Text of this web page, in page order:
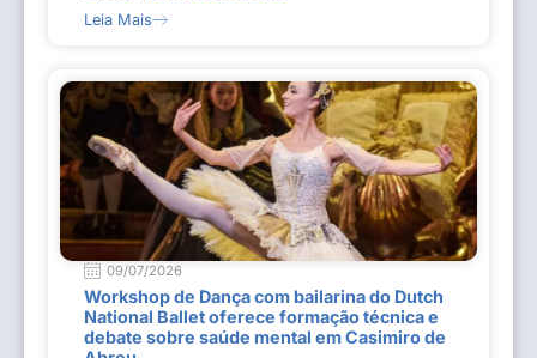
Leia Mais
09/07/2026
Workshop de Dança com bailarina do Dutch
National Ballet oferece formação técnica e
debate sobre saúde mental em Casimiro de